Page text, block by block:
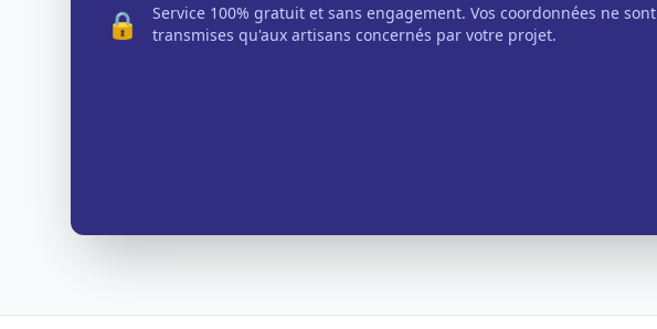
🔒
Service 100% gratuit et sans engagement. Vos coordonnées ne sont
transmises qu'aux artisans concernés par votre projet.